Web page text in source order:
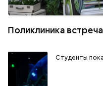
Поликлиника
Студенты